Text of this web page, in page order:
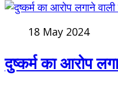
18 May 2024
दुष्कर्म का आरोप